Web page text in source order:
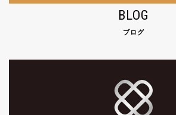
BLOG
ブログ